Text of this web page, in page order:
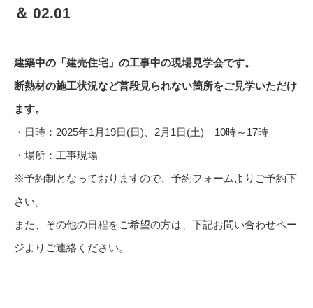
＆ 02.01
建築中の「建売住宅」の工事中の現場見学会です。
断熱材の施工状況など普段見られない箇所をご見学いただけ
ます。
・日時：2025年1月19日(日)、2月1日(土) 10時～17時
・場所：工事現場
※予約制となっておりますので、予約フォームよりご予約下
さい。
また、その他の日程をご希望の方は、下記お問い合わせペー
ジよりご連絡ください。